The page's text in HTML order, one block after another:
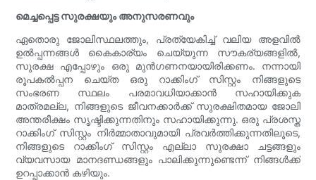
മെച്ചപ്പെട്ട സുരക്ഷയും അനുസരണവും
ഏതൊരു ജോലിസ്ഥലത്തും, പ്രത്യേകിച്ച് വലിയ അളവിൽ
ഉൽപ്പന്നങ്ങൾ കൈകാര്യം ചെയ്യുന്ന സൗകര്യങ്ങളിൽ,
സുരക്ഷ എപ്പോഴും ഒരു മുൻ‌ഗണനയായിരിക്കണം. നന്നായി
രൂപകൽപ്പന ചെയ്ത ഒരു റാക്കിംഗ് സിസ്റ്റം നിങ്ങളുടെ
സംഭരണ സ്ഥലം പരമാവധിയാക്കാൻ സഹായിക്കുക
മാത്രമല്ല, നിങ്ങളുടെ ജീവനക്കാർക്ക് സുരക്ഷിതമായ ജോലി
അന്തരീക്ഷം സൃഷ്ടിക്കുന്നതിനും സഹായിക്കുന്നു. ഒരു പ്രശസ്ത
റാക്കിംഗ് സിസ്റ്റം നിർമ്മാതാവുമായി പ്രവർത്തിക്കുന്നതിലൂടെ,
നിങ്ങളുടെ റാക്കിംഗ് സിസ്റ്റം എല്ലാ സുരക്ഷാ ചട്ടങ്ങളും
വ്യവസായ മാനദണ്ഡങ്ങളും പാലിക്കുന്നുണ്ടെന്ന് നിങ്ങൾക്ക്
ഉറപ്പാക്കാൻ കഴിയും.